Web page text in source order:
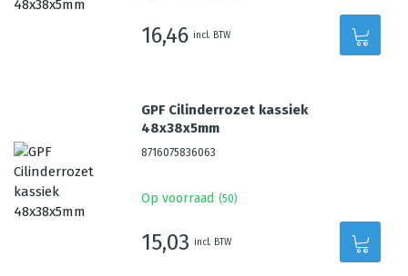
16,46 incl. BTW
GPF Cilinderrozet kassiek
48x38x5mm
8716075836063
Op voorraad (50)
15,03 incl. BTW